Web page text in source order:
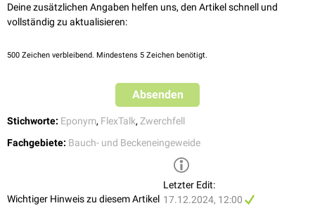
Deine zusätzlichen Angaben helfen uns, den Artikel schnell und
vollständig zu aktualisieren:
500 Zeichen verbleibend. Mindestens 5 Zeichen benötigt.
Absenden
Stichworte: Eponym, FlexTalk, Zwerchfell
Fachgebiete: Bauch- und Beckeneingeweide
Wichtiger Hinweis zu diesem Artikel
Letzter Edit:
17.12.2024, 12:00